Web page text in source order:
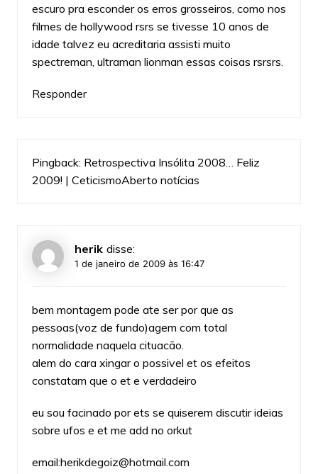
escuro pra esconder os erros grosseiros, como nos
filmes de hollywood rsrs se tivesse 10 anos de
idade talvez eu acreditaria assisti muito
spectreman, ultraman lionman essas coisas rsrsrs.
Responder
Pingback: Retrospectiva Insólita 2008… Feliz
2009! | CeticismoAberto notícias
herik disse:
1 de janeiro de 2009 às 16:47
bem montagem pode ate ser por que as
pessoas(voz de fundo)agem com total
normalidade naquela cituacão.
alem do cara xingar o possivel et os efeitos
constatam que o et e verdadeiro
eu sou facinado por ets se quiserem discutir ideias
sobre ufos e et me add no orkut
email:herikdegoiz@hotmail.com